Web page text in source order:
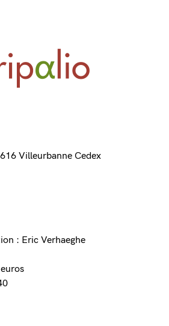
Villeurbanne Cedex
: Eric Verhaeghe